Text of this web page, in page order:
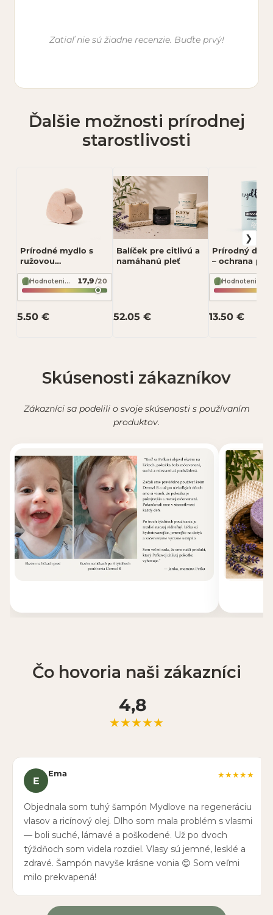
Hodnotenie *
★★★
Odoslať recenziu
Recenzia bude zverejnená po schválení.
Zatiaľ nie sú žiadne recenzie. Buďte prvý!
Ďalšie možnosti prírodnej
starostlivosti
Prírodné mydlo s
ružovou
himalájskou soľou –
čistenie a detox
pokožky 100 g –
Mydlove
Hodnotenie zloženia podľa INCI Beauty 17,9/20
5.50 €
Balíček pre citlivú a
namáhanú pleť
52.05 €
Prírodný
– ochrana
zápachu,
27 g –Mydlove
Stredom
13.50 €
Skúsenosti zákazníkov
Zákazníci sa podelili o svoje skúsenosti s používaním
produktov.
Čo hovoria naši zákazníci
4,8
★★★★★
E
Ema ★★★★★
Objednala som tuhý šampón Mydlove na regeneráciu
vlasov a ricínový olej. Dlho som mala problém s vlasmi
— boli suché, lámavé a poškodené. Už po dvoch
týždňoch som videla rozdiel. Vlasy sú jemné, lesklé a
zdravé. Šampón navyše krásne vonia 😊 Som veľmi
milo prekvapená!